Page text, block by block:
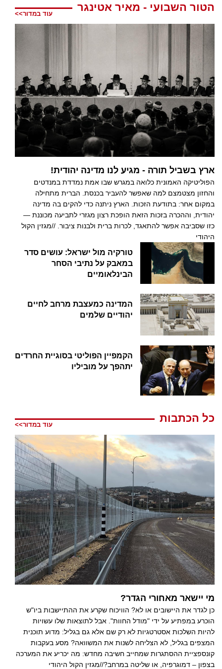
הטור השבועי - מאיר אטינגר
עוד במדור>>
ארץ בשביל תורה - מגיע לנו מדינה יהודית!
הפוליטיקה האמונית כלואה במגרש שבו אמת נמדדת במנדטים
והחזון מצטמצם למה שאפשר להעביר בכנסת. הברית מתחילה
במקום אחר: בתודעת הזכות. הארץ ניתנה כדי להקים בה מדינה
יהודית, וההכרה בזכות הזאת הופכת רצון מגזרי לתביעה מכוננת —
כזו שסביבה אפשר להתאגד, לכרות ברית ולבנות ציבור. //מגזין הקול
היהודי
טורקיה מול ישראל: עושים סדר
במאבק על נתיבי הסחר
הבינלאומיים
המדינה כמעצבת מרחב לחיים
יהודיים שלמים
הקמפיין הפוליטי בסוגיית החרדים
יתהפך על מוביליו
כל הכתבות
עוד במדור>>
מי יישאר מאחורי הגדר?
כן לגדר את היישובים או לא? הוויכוח שקרע את ההתיישבות ביו"ש
הוכרע במפתיע על ידי "מודל החוות". אבל לתוצאות שלו עשויות
להיות השלכות אסטרטגיות לא רק שם אלא גם בגליל: מדוע תוכנית
המצפים בגליל, לא הצליחה לשנות את המשוואה? מסע בעקבות
קונספציית ההסתגרות שמחייב חשיבה מחדש: מה יכריע את המערכה
בצפון – דמוגרפיה, או שליטה במרחב?//מגזין הקול היהודי